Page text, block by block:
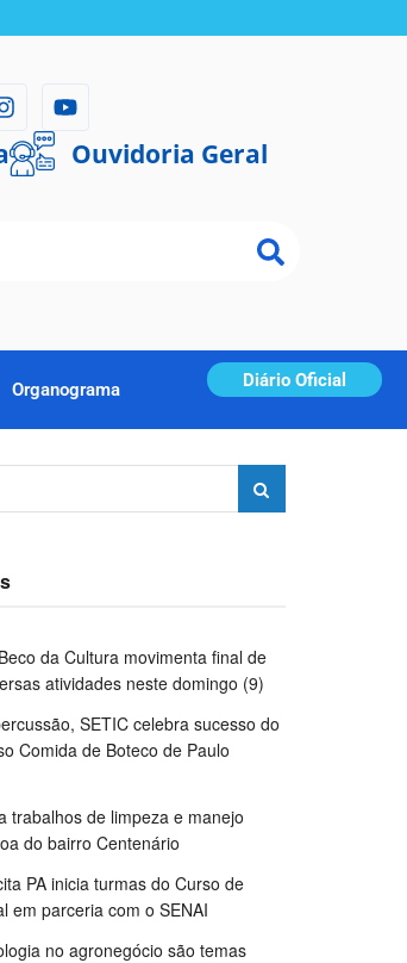
Ouvidoria Geral
Organograma Diário Oficial
da Cultura movimenta final de
atividades neste domingo (9)
SETIC celebra sucesso do
Comida de Boteco de Paulo
trabalhos de limpeza e manejo
do bairro Centenário
PA inicia turmas do Curso de
em parceria com o SENAI
no agronegócio são temas